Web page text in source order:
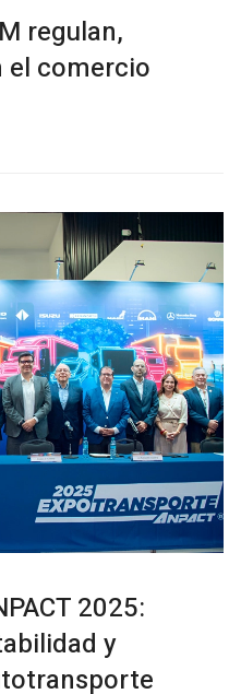
regulan,
comercio
2025:
y